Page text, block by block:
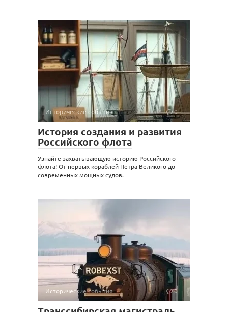
Исторические события 0
История создания и развития
Российского флота
Узнайте захватывающую историю Российского
флота! От первых кораблей Петра Великого до
современных мощных судов.
Исторические события 0